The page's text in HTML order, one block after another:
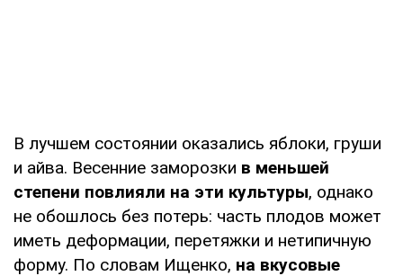
В лучшем состоянии оказались яблоки, груши
и айва. Весенние заморозки в меньшей
степени повлияли на эти культуры, однако
не обошлось без потерь: часть плодов может
иметь деформации, перетяжки и нетипичную
форму. По словам Ищенко, на вкусовые